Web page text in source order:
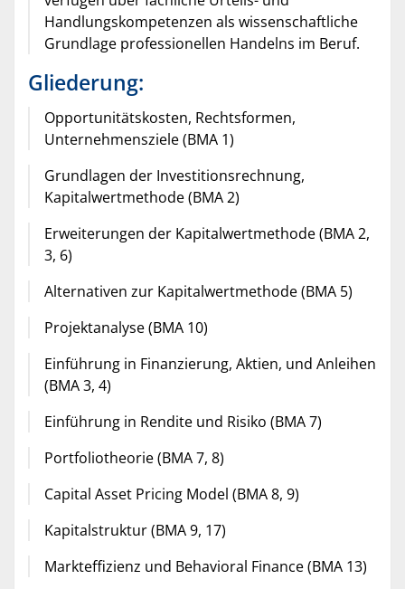
Handlungskompetenzen als wissenschaftliche
Grundlage professionellen Handelns im Beruf.
Gliederung:
Opportunitätskosten, Rechtsformen,
Unternehmensziele (BMA 1)
Grundlagen der Investitionsrechnung,
Kapitalwertmethode (BMA 2)
Erweiterungen der Kapitalwertmethode (BMA 2,
3, 6)
Alternativen zur Kapitalwertmethode (BMA 5)
Projektanalyse (BMA 10)
Einführung in Finanzierung, Aktien, und Anleihen
(BMA 3, 4)
Einführung in Rendite und Risiko (BMA 7)
Portfoliotheorie (BMA 7, 8)
Capital Asset Pricing Model (BMA 8, 9)
Kapitalstruktur (BMA 9, 17)
Markteffizienz und Behavioral Finance (BMA 13)